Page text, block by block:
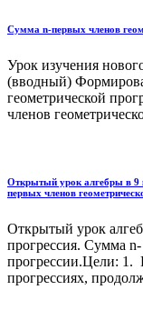
Сумма n-первых членов
Урок изучения
(вводный)
геометрической
членов
Открытый урок алгебры в 9
первых членов
Открытый урок
прогрессия. Сумма
прогрессии.Цели: 1.
прогрессиях,